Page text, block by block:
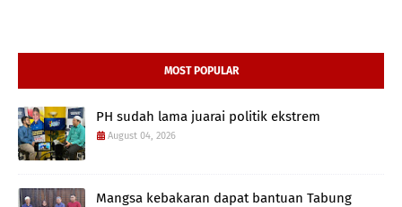
MOST POPULAR
PH sudah lama juarai politik ekstrem
August 04, 2026
Mangsa kebakaran dapat bantuan Tabung